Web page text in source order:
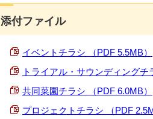
添付ファイル
イベントチラシ （PDF 5.5MB）
トライアル・サウンディングチ
共同菜園チラシ （PDF 6.0MB）
プロジェクトチラシ （PDF